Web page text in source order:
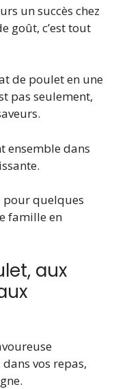
un succès chez
goût, c’est tout
de poulet en une
pas seulement,
ensemble dans
pour quelques
famille en
aux
vos repas,